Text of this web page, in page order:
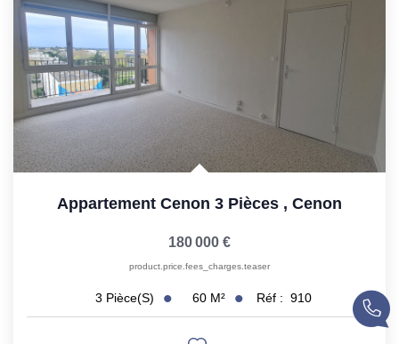
Appartement Cenon 3 Pièces , Cenon
180 000 €
product.price.fees_charges.teaser
3 Pièce(s) 60 M² Réf : 910